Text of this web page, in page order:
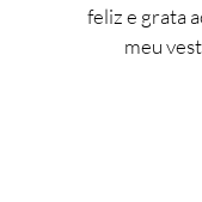
feliz e grata
meu